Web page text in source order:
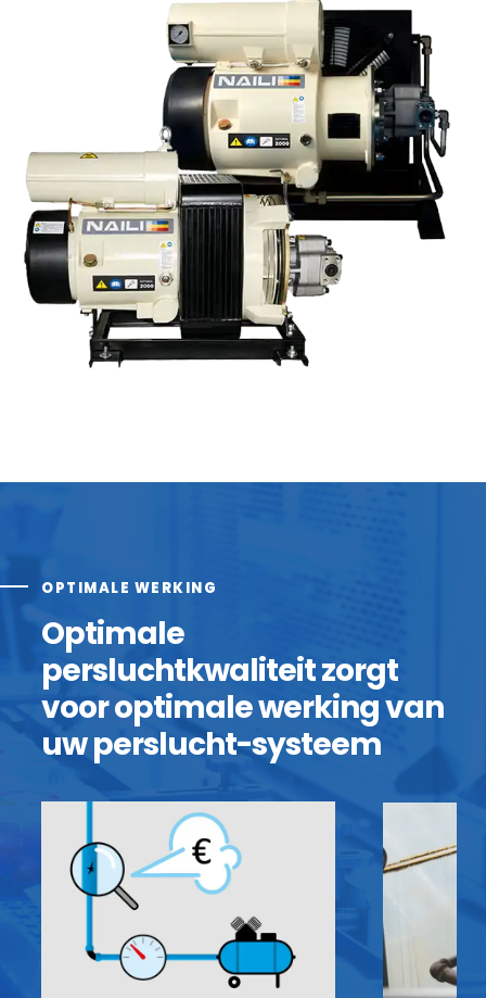
OPTIMALE WERKING
Optimale
persluchtkwaliteit zorgt
voor optimale werking van
uw perslucht-systeem